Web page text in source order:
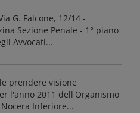
G. Falcone, 12/14 -
Sezione Penale - 1° piano
Avvocati...
prendere visione
l'anno 2011 dell'Organismo
Inferiore...